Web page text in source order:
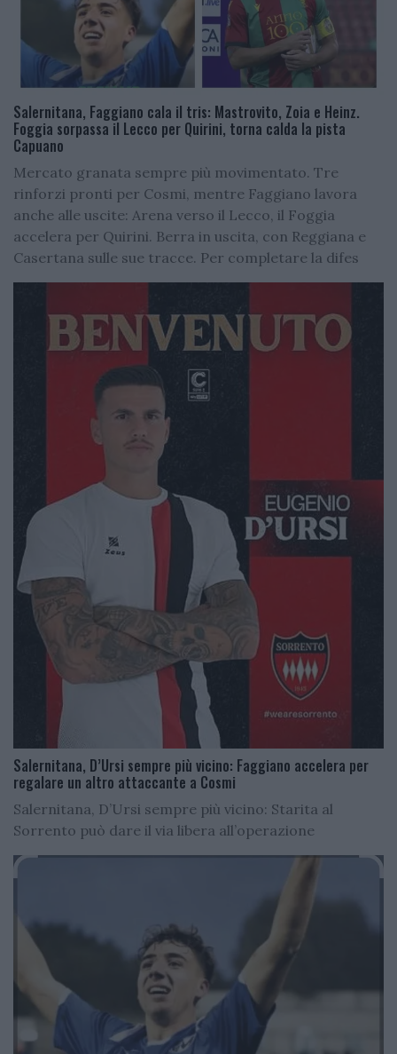
Salernitana, Faggiano cala il tris: Mastrovito, Zoia e Heinz.
Foggia sorpassa il Lecco per Quirini, torna calda la pista
Capuano
Mercato granata sempre più movimentato. Tre
rinforzi pronti per Cosmi, mentre Faggiano lavora
anche alle uscite: Arena verso il Lecco, il Foggia
accelera per Quirini. Berra in uscita, con Reggiana e
Casertana sulle sue tracce. Per completare la difes
Salernitana, D’Ursi sempre più vicino: Faggiano accelera per
regalare un altro attaccante a Cosmi
Salernitana, D’Ursi sempre più vicino: Starita al
Sorrento può dare il via libera all’operazione